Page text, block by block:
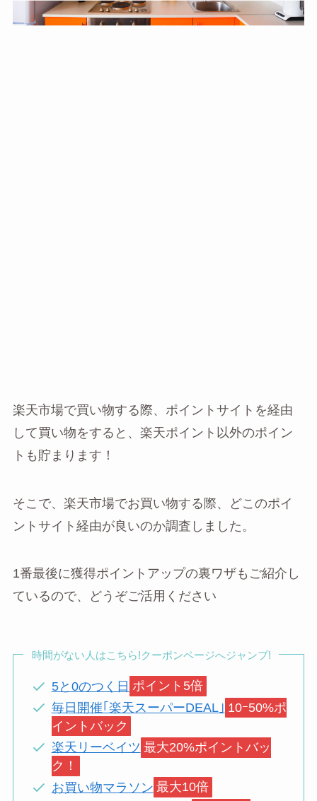
楽天市場で買い物する際、ポイントサイトを経由
して買い物をすると、楽天ポイント以外のポイン
トも貯まります！
そこで、楽天市場でお買い物する際、どこのポイ
ントサイト経由が良いのか調査しました。
1番最後に獲得ポイントアップの裏ワザもご紹介し
ているので、どうぞご活用ください
時間がない人はこちら!クーポンページへジャンプ!
5と0のつく日 ポイント5倍
毎日開催｢楽天スーパーDEAL｣ 10ｰ50%ポ
イントバック
楽天リーベイツ 最大20%ポイントバッ
ク！
お買い物マラソン 最大10倍